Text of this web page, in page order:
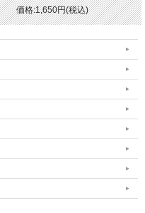
価格:1,650円(税込)